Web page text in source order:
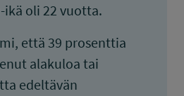
ikä oli 22 vuotta.
että 39 prosenttia
alakuloa tai
edeltävän